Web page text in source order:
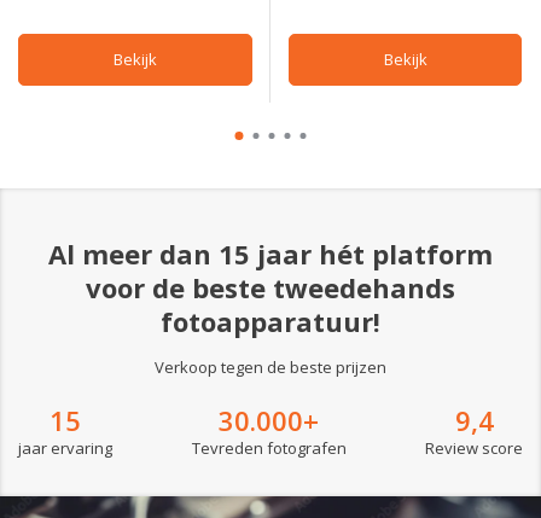
Bekijk Bekijk
Al meer dan 15 jaar hét platform
voor de beste tweedehands
fotoapparatuur!
Verkoop tegen de beste prijzen
15
jaar ervaring
30.000+
Tevreden fotografen
9,4
Review score